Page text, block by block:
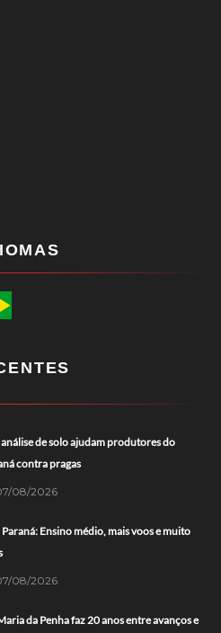
análise de solo ajudam produtores do
contra pragas
08/2026
Ensino médio, mais voos e muito
08/2026
da Penha faz 20 anos entre avanços e